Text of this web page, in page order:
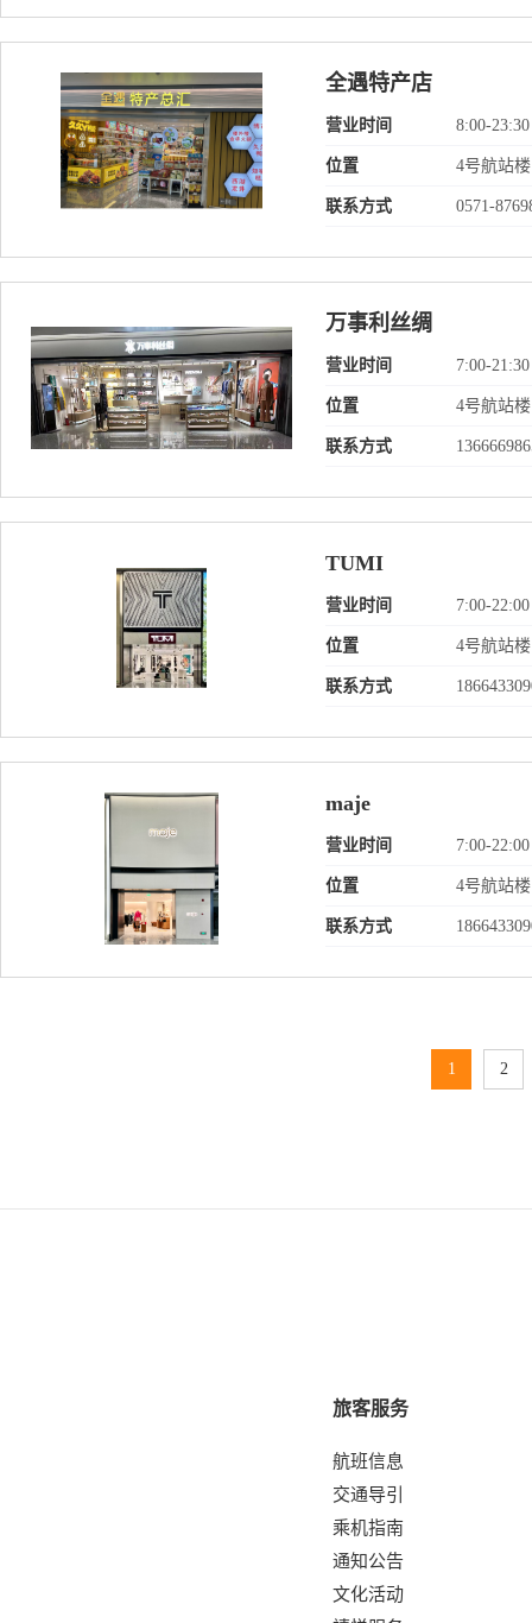
全遇特产店
营业时间 8:00-23:30
位置 4号航站
联系方式 0571-
万事利丝绸
营业时间 7:00-21:30
位置 4号航站
联系方式
TUMI
营业时间 7:00-22:00
位置 4号航站
联系方式
maje
营业时间 7:00-22:00
位置 4号航站
联系方式
1 2
旅客服务
航班信息
交通导引
乘机指南
通知公告
文化活动